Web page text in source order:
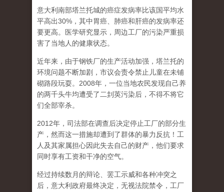
意大利南部塔兰托城的癌症发病率比该国平均水
平高出30%，其中胃癌、肺癌和肝癌的发病率还
要更高。医学研究显示，周边工厂的污染严重损
害了当地人的健康状态。
近年来，由于钢铁厂的生产活动加强，塔兰托的
环境问题不断加剧，市议会责令禁止儿童在未铺
砌路段玩耍。2008年，一位当地农民发现自己养
的两千头牛均遭受了二刲英污染后，不得不将它
们全部宰杀。
2012年，司法部在调查后决定停止工厂的部分生
产，然而这一措施却遭到了群体的暴力反抗！工
人及其家属担心因此失去自己的财产，他们要求
同时享有工资和干净的空气。
经过持续数月的辩论、罢工示威和各种冲突之
后，意大利政府最终决定，无视法院禁令，工厂